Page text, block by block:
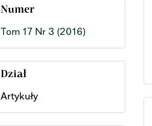
Numer
Tom 17 Nr 3 (2016)
Dział
Artykuły